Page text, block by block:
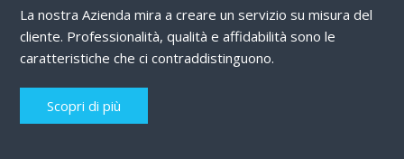
La nostra Azienda mira a creare un servizio su misura del
cliente. Professionalità, qualità e affidabilità sono le
caratteristiche che ci contraddistinguono.
Scopri di più